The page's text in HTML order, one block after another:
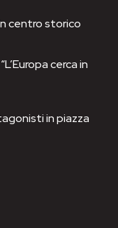
centro storico
cerca in
in piazza